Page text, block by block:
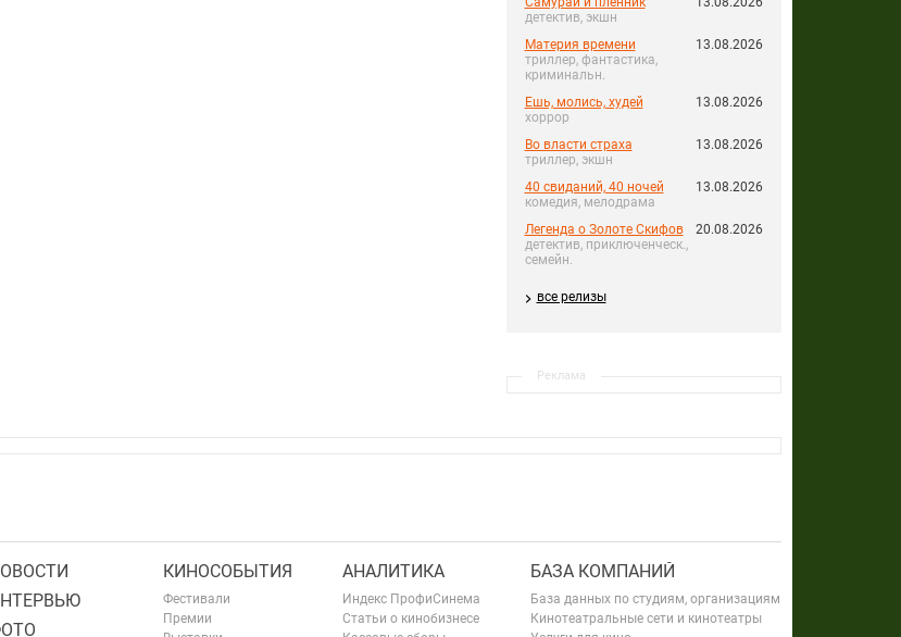
детектив, экшн
Материя времени
триллер, фантастика,
криминальн.
13.08.2026
Ешь, молись, худей
хоррор
13.08.2026
Во власти страха
триллер, экшн
13.08.2026
40 свиданий, 40 ночей
комедия, мелодрама
13.08.2026
Легенда о Золоте Скифов
детектив, приключенческ.,
семейн.
20.08.2026
все релизы
Реклама
КИНОСОБЫТИЯ
Фестивали
Премии
АНАЛИТИКА
Индекс ПрофиСинема
Статьи о кинобизнесе
БАЗА КОМПАНИЙ
База данных по студиям, организациям
Кинотеатральные сети и кинотеатры